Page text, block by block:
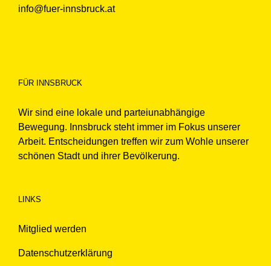
info@fuer-innsbruck.at
FÜR INNSBRUCK
Wir sind eine lokale und parteiunabhängige
Bewegung. Innsbruck steht immer im Fokus unserer
Arbeit. Entscheidungen treffen wir zum Wohle unserer
schönen Stadt und ihrer Bevölkerung.
LINKS
Mitglied werden
Datenschutzerklärung